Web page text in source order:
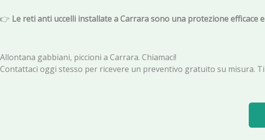
👉 Le reti anti uccelli installate a Carrara sono una protezione efficace
Allontana gabbiani, piccioni a Carrara. Chiamaci!
Contattaci oggi stesso per ricevere un preventivo gratuito su misura.